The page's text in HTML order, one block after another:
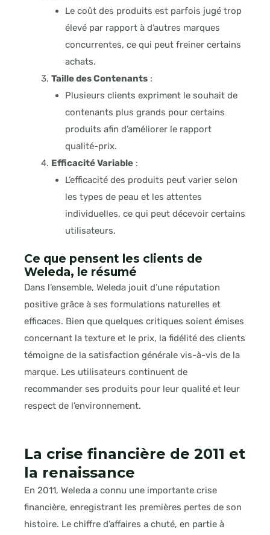
Le coût des produits est parfois jugé trop
élevé par rapport à d’autres marques
concurrentes, ce qui peut freiner certains
achats.
Taille des Contenants :
Plusieurs clients expriment le souhait de
contenants plus grands pour certains
produits afin d’améliorer le rapport
qualité-prix.
Efficacité Variable :
L’efficacité des produits peut varier selon
les types de peau et les attentes
individuelles, ce qui peut décevoir certains
utilisateurs.
Ce que pensent les clients de
Weleda, le résumé
Dans l’ensemble, Weleda jouit d’une réputation
positive grâce à ses formulations naturelles et
efficaces. Bien que quelques critiques soient émises
concernant la texture et le prix, la fidélité des clients
témoigne de la satisfaction générale vis-à-vis de la
marque. Les utilisateurs continuent de
recommander ses produits pour leur qualité et leur
respect de l’environnement.
La crise financière de 2011 et
la renaissance
En 2011, Weleda a connu une importante crise
financière, enregistrant les premières pertes de son
histoire. Le chiffre d’affaires a chuté, en partie à